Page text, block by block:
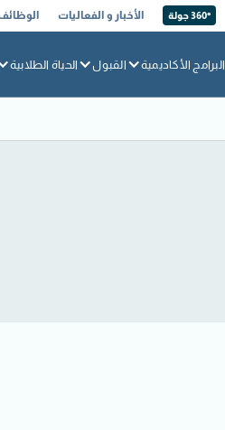
360° جولة الأخبار و الفعاليات
البرامج الأكاديمية القبول الحياة الطلابية